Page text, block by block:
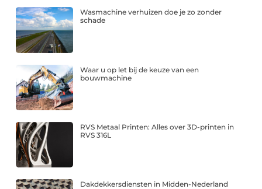
Wasmachine verhuizen doe je zo zonder
schade
Waar u op let bij de keuze van een
bouwmachine
RVS Metaal Printen: Alles over 3D-printen in
RVS 316L
Dakdekkersdiensten in Midden-Nederland